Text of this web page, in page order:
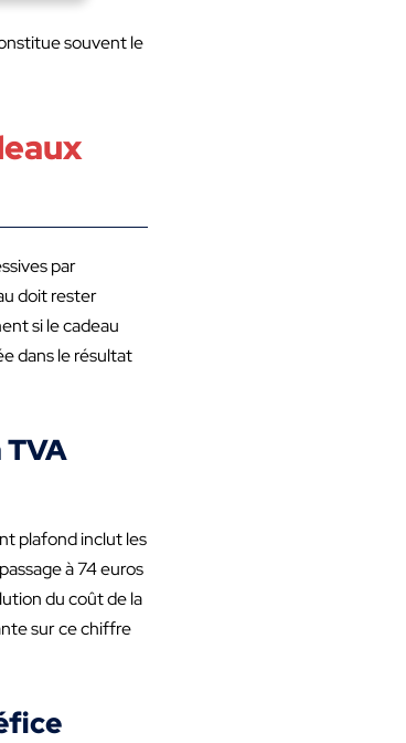
souvent le
par
doit rester
si le cadeau
dans le résultat
plafond inclut les
à 74 euros
du coût de la
sur ce chiffre